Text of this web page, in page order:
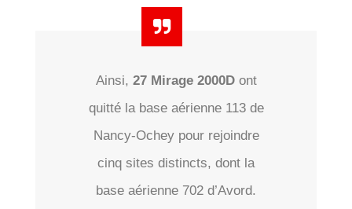
Ainsi, 27 Mirage 2000Dont
quitté la base aérienne 113 de
Nancy-Ochey pour rejoindre
cinq sites distincts, dont la
base aérienne 702 d’Avord.